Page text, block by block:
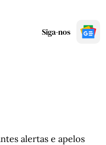
Siga-nos
alertas e apelos